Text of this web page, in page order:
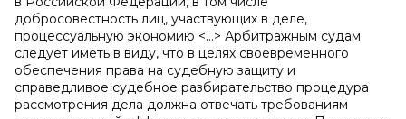
добросовестность лиц, участвующих в деле,
процессуальную экономию <…> Арбитражным судам
следует иметь в виду, что в целях своевременного
обеспечения права на судебную защиту и
справедливое судебное разбирательство процедура
рассмотрения дела должна отвечать требованиям